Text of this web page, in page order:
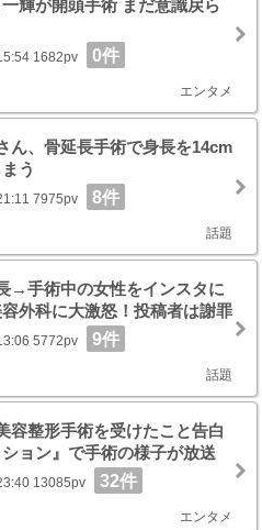
輝が開頭手術 まだ意識戻ら
1682pv 0件
エンタメ
ん、骨延長手術で身長を14cm
う
7975pv 8件
話題
→手術中の女性をインスタに
外科に大激怒！投稿者は謝罪
5772pv 9件
話題
容整形手術を受けたこと告白
ション』で手術の様子が放送
13085pv 32件
エンタメ